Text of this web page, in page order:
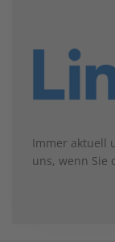
Immer aktuell
uns, wenn Sie